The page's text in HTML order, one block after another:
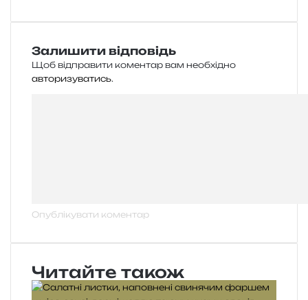
Залишити відповідь
Щоб відправити коментар вам необхідно
авторизуватись.
Читайте також